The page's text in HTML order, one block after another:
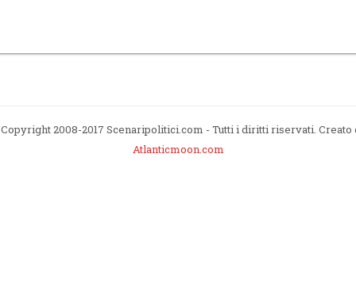
2008-2017 Scenaripolitici.com - Tutti i diritti riservati. Creato
Atlanticmoon.com